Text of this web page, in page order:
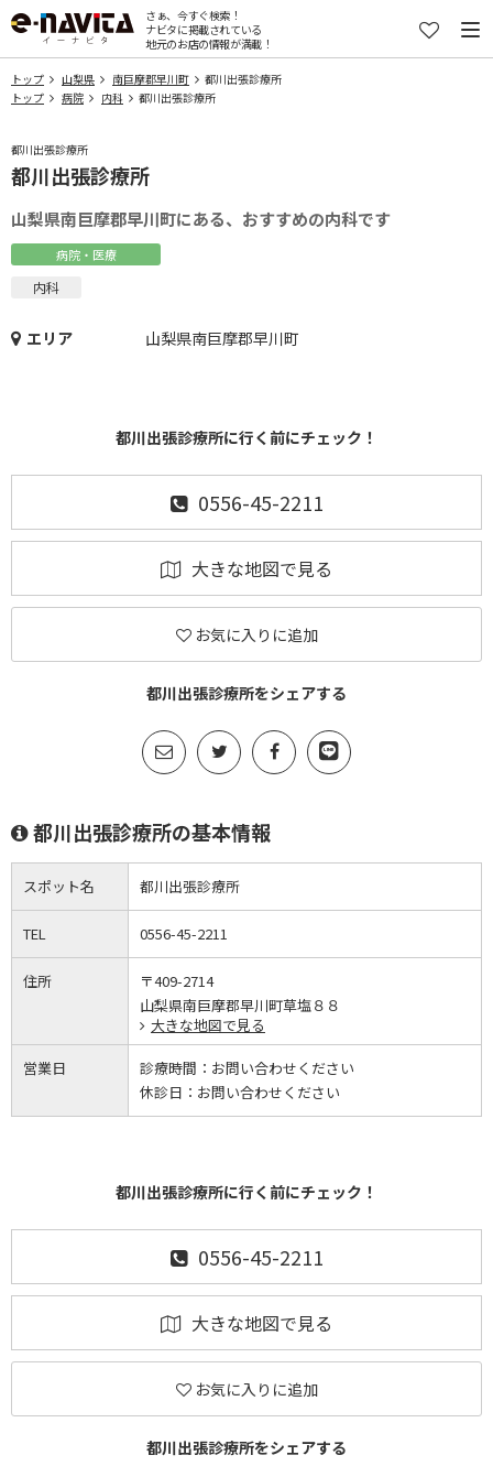
さぁ、今すぐ検索！
ナビタに掲載されている
地元のお店の情報が満載！
トップ 山梨県 南巨摩郡早川町
都川出張診療所
トップ
病院 内科 都川出張診療所
都川出張診療所
都川出張診療所
山梨県南巨摩郡早川町にある、おすすめの内科です
病院・医療
内科
エリア 山梨県南巨摩郡早川町
都川出張診療所に行く前にチェック！
0556-45-2211
大きな地図で見る
お気に入りに追加
都川出張診療所をシェアする
都川出張診療所の基本情報
スポット名 都川出張診療所
TEL 0556-45-2211
住所
〒409-2714
山梨県南巨摩郡早川町草塩８８
大きな地図で見る
営業日 診療時間： お問い合わせください
休診日： お問い合わせください
都川出張診療所に行く前にチェック！
0556-45-2211
大きな地図で見る
お気に入りに追加
都川出張診療所をシェアする